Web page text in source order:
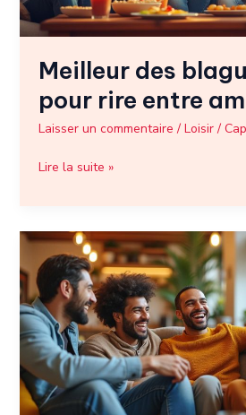
Meilleur des
pour rire entre
Laisser un commentaire / Loisir/
amis
Lire la suite »
Meilleurs
blagues
sur
les
arabes
à
raconter
entre
amis